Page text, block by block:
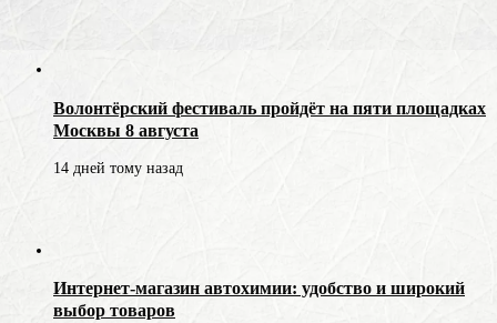
Волонтёрский фестиваль пройдёт на пяти площадках
Москвы 8 августа
14 дней тому назад
Интернет-магазин автохимии: удобство и широкий
выбор товаров